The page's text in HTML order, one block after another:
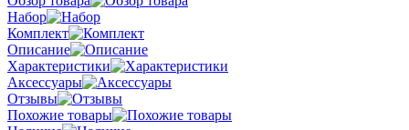
Набор
Комплект
Описание
Характеристики
Аксессуары
Отзывы
Похожие товары